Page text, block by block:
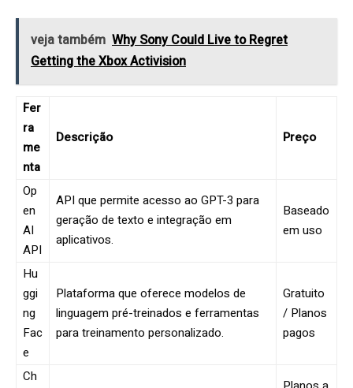
veja também Why Sony Could Live to Regret
Getting the Xbox Activision
Fer
ra
me
nta
Descrição Preço
Op
en
AI
API
API que permite acesso ao GPT-3 para
geração de texto e integração em
aplicativos.
Baseado
em uso
Hu
ggi
ng
Fac
e
Plataforma que oferece modelos de
linguagem pré-treinados e ferramentas
para treinamento personalizado.
Gratuito
/ Planos
pagos
Ch